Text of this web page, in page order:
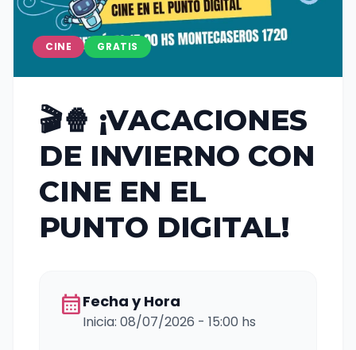
CINE GRATIS
🎬🍿 ¡VACACIONES
DE INVIERNO CON
CINE EN EL
PUNTO DIGITAL!
calendar_monthFecha y Hora
Inicia: 08/07/2026 - 15:00 hs